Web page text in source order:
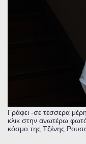
Γράφει -σε τέσσερα
κλικ στην ανωτέρω
κόσμο της Τζένης